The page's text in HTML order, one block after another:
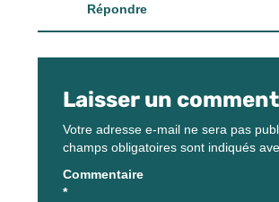
Répondre
Laisser un
Votre adresse e-mail ne sera pas
champs obligatoires sont indiqués
Commentaire
*